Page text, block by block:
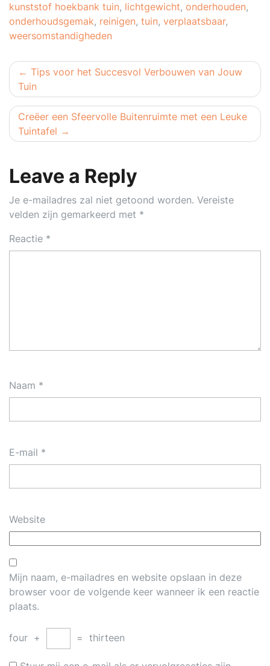
kunststof hoekbank tuin, lichtgewicht, onderhouden,
onderhoudsgemak, reinigen, tuin, verplaatsbaar,
weersomstandigheden
Berichtnavigatie
Tips voor het Succesvol Verbouwen van Jouw
Tuin
Creëer een Sfeervolle Buitenruimte met een Leuke
Tuintafel
Leave a Reply
Je e-mailadres zal niet getoond worden. Vereiste
velden zijn gemarkeerd met *
Reactie *
Naam *
E-mail *
Website
Mijn naam, e-mailadres en website opslaan in deze
browser voor de volgende keer wanneer ik een reactie
plaats.
four + = thirteen